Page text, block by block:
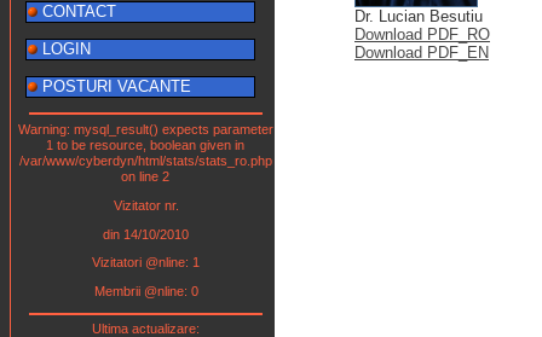
CONTACT
LOGIN
POSTURI VACANTE
Warning: mysql_result() expects parameter
1 to be resource, boolean given in
/var/www/cyberdyn/html/stats/stats_ro.php
on line 2
Vizitator nr.
din 14/10/2010
Vizitatori @nline: 1
Membrii @nline: 0
Ultima actualizare:
Dr. Lucian Besutiu
Download PDF_RO
Download PDF_EN